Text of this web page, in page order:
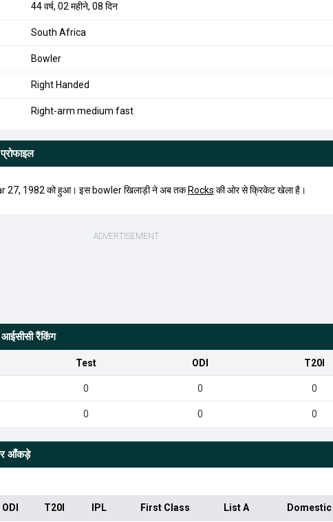
44 वर्ष, 02 महीने, 08 दिन
South Africa
Bowler
Right Handed
Right-arm medium fast
27, 1982 को हुआ। इस bowler खिलाड़ी ने अब तक Rocks की ओर से क्रिकेट खेला है।
रैंकिंग
Test ODI T20I
0 0 0
0 0 0
आँकड़े
ODI T20I IPL First Class List A